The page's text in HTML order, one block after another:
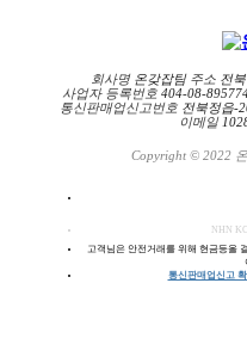
회사명온갖잡팀 주소전북
사업자 등록번호404-08-
통신판매업신고번호전북정읍-
이메일
Copyright © 2022
NHN
고객님은 안전거래를 위해 현금등올
통신판매업신고